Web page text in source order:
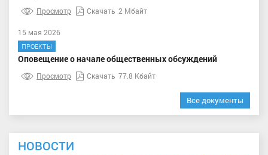
Просмотр Скачать 2 Мбайт
15 мая 2026
ПРОЕКТЫ
Оповещение о начале общественных обсуждений
Просмотр Скачать 77.8 Кбайт
Все документы
НОВОСТИ